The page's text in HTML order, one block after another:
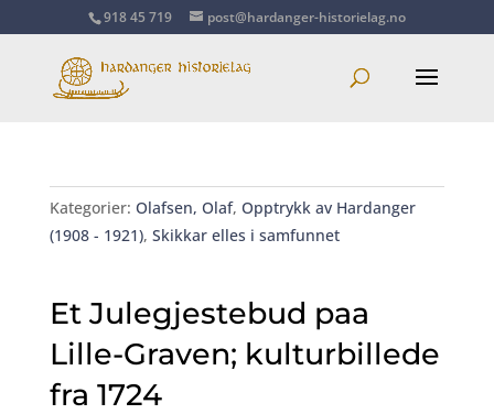
918 45 719 post@hardanger-historielag.no
Kategorier: Olafsen, Olaf, Opptrykk av Hardanger
(1908 - 1921), Skikkar elles i samfunnet
Et Julegjestebud paa
Lille-Graven; kulturbillede
fra 1724